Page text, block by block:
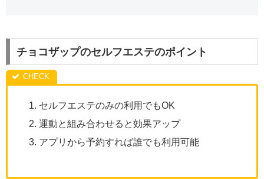
チョコザップのセルフエステのポイント
セルフエステのみの利用でもOK
運動と組み合わせると効果アップ
アプリから予約すれば誰でも利用可能